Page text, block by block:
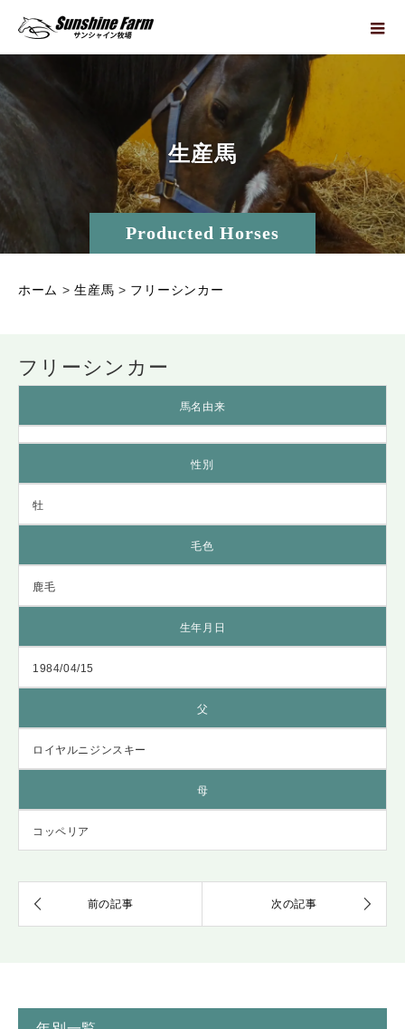
Producted Horses
生産馬
ホーム >生産馬 > フリーシンカー
フリーシンカー
馬名由来
性別
牡
毛色
鹿毛
生年月日
1984/04/15
父
ロイヤルニジンスキー
母
コッペリア